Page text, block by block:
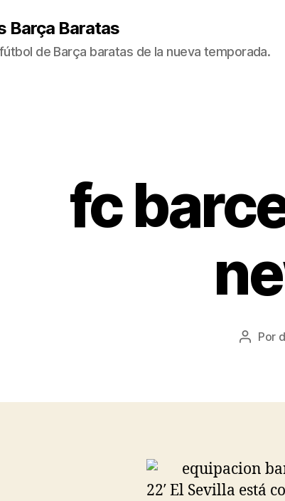
Barça Baratas
de Barça baratas de la nueva temporada.
fc
Autor
Por
22′ El Sevilla está